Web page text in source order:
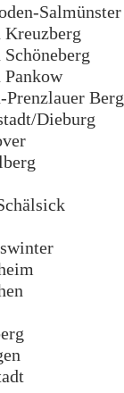
Salmünster
Berg
Dieburg